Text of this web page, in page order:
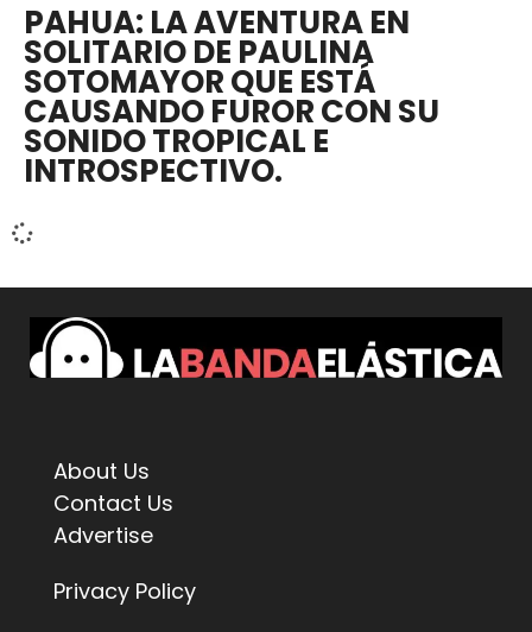
PAHUA: LA AVENTURA EN
SOLITARIO DE PAULINA
SOTOMAYOR QUE ESTÁ
CAUSANDO FUROR CON SU
SONIDO TROPICAL E
INTROSPECTIVO.
About Us
Contact Us
Advertise
Privacy Policy